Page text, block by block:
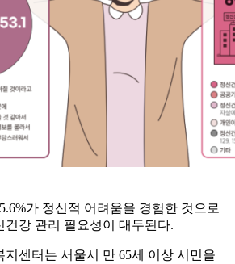
가 정신적 어려움을 경험한 것으로
건강 관리 필요성이 대두된다.
지센터는 서울시 만 65세 이상 시민을